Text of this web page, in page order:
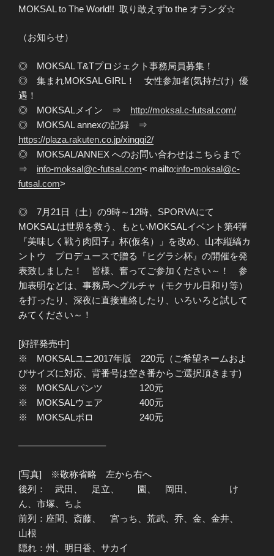
MOKSAL to The World!! 取り敢えずto the オランダ☆
（お知らせ）
◎ MOKSAL T&Tプロジェクト事務局員募集！
◎ 集まれMOKSAL GIRL！ 女性参加者(気持だけ）優
遇！
◎ MOKSALメイン ⇒ http://moksal.c-futsal.com/
◎ MOKSAL annexの記録 ⇒
https://plaza.rakuten.co.jp/xingqi2/
◎ MOKSAL/ANNEX へのお問い合わせはこちらまで
⇒ info-moksal@c-futsal.com< mailto:info-moksal@c-
futsal.com>
◎ 7月21日（土）の9時～12時、SPORVAにて
MOKSALは世界を救う、もといMOKSALイベント第4弾
『美味しく戦う肉団子』杯(仮名）」を改め、山本縦縞カ
ントウ プロデュースで贈る『ヒグラシ杯』の開催を発
表致しました！ 皆様、奮ってご参加ください～！ 参
加表明などは、事務局へグルチャ（モクサル日和り等）
を打ったり、深夜に直接連絡したり、いろいろと試して
みてください～！
[好評発売中]
※ MOKSALユニ2017年版 220元（ご希望ネームおよ
びサイズに対応、背番号は空き番からご選択頂きます)
※ MOKSALパンツ 120元
※ MOKSALウェア 400元
※ MOKSALポロ 240元
—————————–
[写真] ※敬称省略 左から右へ
後列： 武田、 足立、 園、 岡田、 け
ん、市塚、ちよ
前列：座間、斎藤、 宮っち、荒武、乔、金、金井、
山根
隠れ：州、明日香、サカイ